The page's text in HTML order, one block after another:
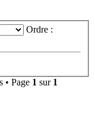
Ordre :
• Page 1 sur 1